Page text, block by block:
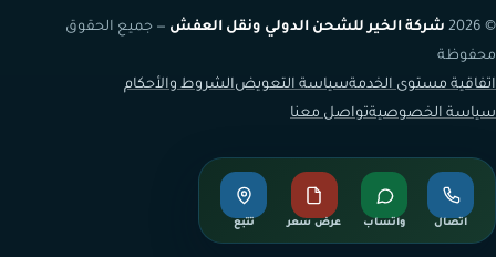
© 2026 شركة الخير للشحن الدولي ونقل العفش — جميع الحقوق
محفوظة
اتفاقية مستوى الخدمةسياسة التعويضالشروط والأحكام
سياسة الخصوصيةتواصل معنا
اتصال واتساب عرض سعر تتبع